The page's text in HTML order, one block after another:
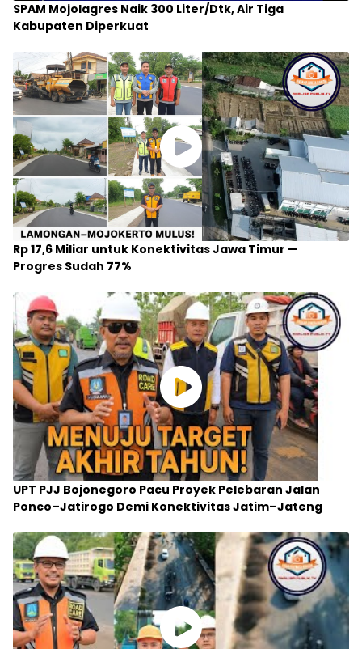
SPAM Mojolagres Naik 300 Liter/Dtk, Air Tiga
Kabupaten Diperkuat
Rp 17,6 Miliar untuk Konektivitas Jawa Timur —
Progres Sudah 77%
UPT PJJ Bojonegoro Pacu Proyek Pelebaran Jalan
Ponco–Jatirogo Demi Konektivitas Jatim–Jateng